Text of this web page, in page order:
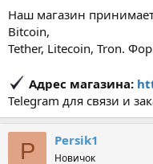
Наш магазин
Bitcoin,
Tether, Litecoin, Tron.
Адрес магазина:
Telegram для связи и
P Persik1
Новичок